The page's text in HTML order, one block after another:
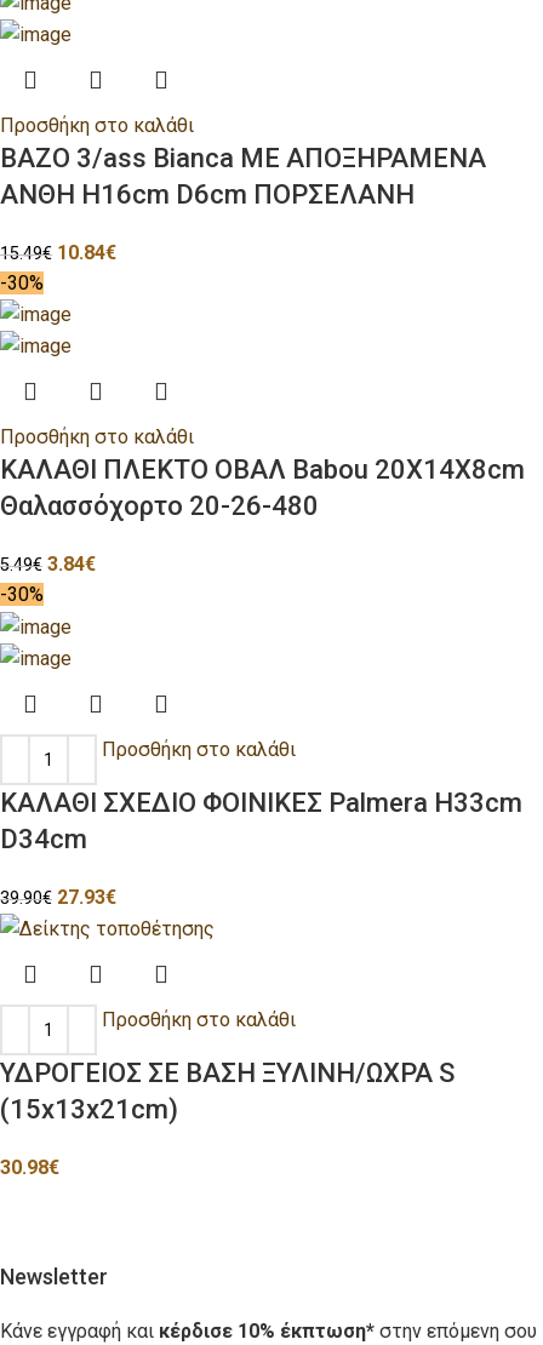
Προσθήκη στο καλάθι
ΒΑΖΟ 3/ass Bianca ΜΕ ΑΠΟΞΗΡΑΜΕΝΑ
ΑΝΘΗ H16cm D6cm ΠΟΡΣΕΛΑΝΗ
15.49€ 10.84€
-30%
Προσθήκη στο καλάθι
ΚΑΛΑΘΙ ΠΛΕΚΤΟ ΟΒΑΛ Babou 20Χ14Χ8cm
Θαλασσόχορτο 20-26-480
5.49€ 3.84€
-30%
Προσθήκη στο καλάθι
ΚΑΛΑΘΙ ΣΧΕΔΙΟ ΦΟΙΝΙΚΕΣ Palmera H33cm
D34cm
39.90€ 27.93€
Προσθήκη στο καλάθι
ΥΔΡΟΓΕΙΟΣ ΣΕ ΒΑΣΗ ΞΥΛΙΝΗ/ΩΧΡΑ S
(15x13x21cm)
30.98€
Newsletter
Κάνε εγγραφή και κέρδισε 10% έκπτωση* στην επόμενη σου